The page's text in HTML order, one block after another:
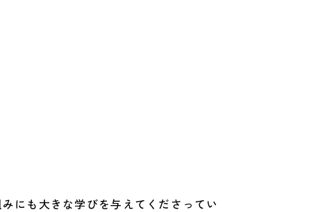
にも大きな学びを与えてくださってい